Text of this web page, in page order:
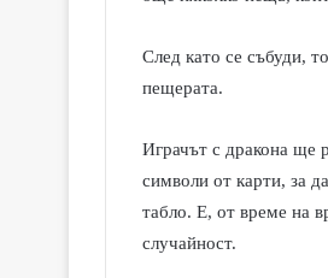
След като се събуди,
пещерата.
Играчът с дракона ще
символи от карти, за
табло. Е, от време на
случайност.